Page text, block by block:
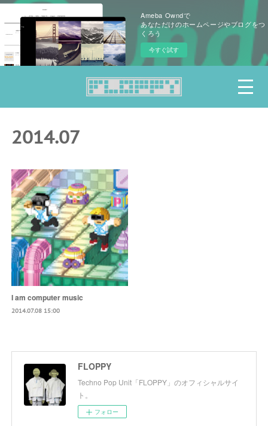
Ameba Owndで
あなただけのホームページやブログをつ
くろう
今すぐ試す
2014.07
I am computer music
2014.07.08 15:00
FLOPPY
Techno Pop Unit「FLOPPY」のオフィシャルサイ
ト。
フォロー